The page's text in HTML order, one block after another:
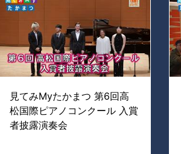
見てみMyたかまつ 第6回高
松国際ピアノコンクール 入賞
者披露演奏会